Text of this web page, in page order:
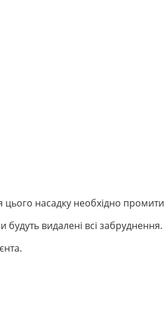
цього насадку необхідно
будуть видалені всі забруднення.